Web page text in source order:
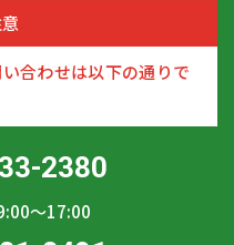
合わせは以下の通りで
2380
〜17:00